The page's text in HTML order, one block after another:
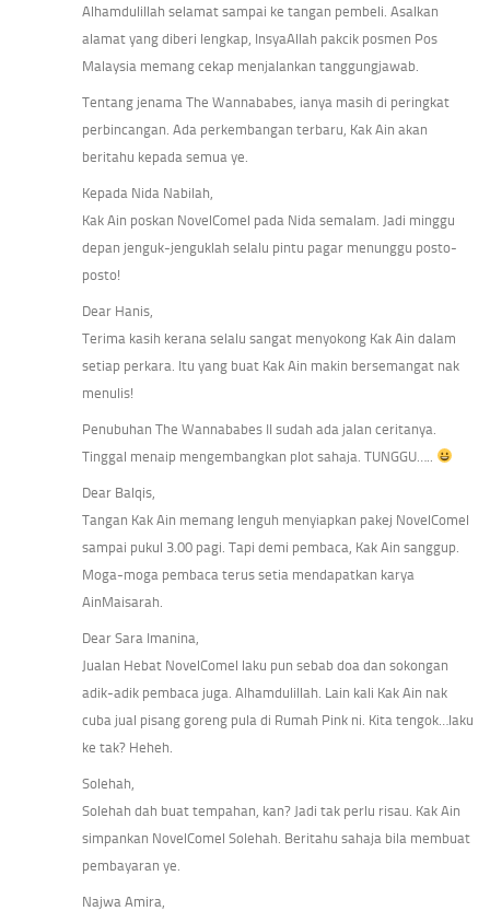
Alhamdulillah selamat sampai ke tangan pembeli. Asalkan
alamat yang diberi lengkap, InsyaAllah pakcik posmen Pos
Malaysia memang cekap menjalankan tanggungjawab.
Tentang jenama The Wannababes, ianya masih di peringkat
perbincangan. Ada perkembangan terbaru, Kak Ain akan
beritahu kepada semua ye.
Kepada Nida Nabilah,
Kak Ain poskan NovelComel pada Nida semalam. Jadi minggu
depan jenguk-jenguklah selalu pintu pagar menunggu posto-
posto!
Dear Hanis,
Terima kasih kerana selalu sangat menyokong Kak Ain dalam
setiap perkara. Itu yang buat Kak Ain makin bersemangat nak
menulis!
Penubuhan The Wannababes II sudah ada jalan ceritanya.
Tinggal menaip mengembangkan plot sahaja. TUNGGU…..
Dear Balqis,
Tangan Kak Ain memang lenguh menyiapkan pakej NovelComel
sampai pukul 3.00 pagi. Tapi demi pembaca, Kak Ain sanggup.
Moga-moga pembaca terus setia mendapatkan karya
AinMaisarah.
Dear Sara Imanina,
Jualan Hebat NovelComel laku pun sebab doa dan sokongan
adik-adik pembaca juga. Alhamdulillah. Lain kali Kak Ain nak
cuba jual pisang goreng pula di Rumah Pink ni. Kita tengok…laku
ke tak? Heheh.
Solehah,
Solehah dah buat tempahan, kan? Jadi tak perlu risau. Kak Ain
simpankan NovelComel Solehah. Beritahu sahaja bila membuat
pembayaran ye.
Najwa Amira,